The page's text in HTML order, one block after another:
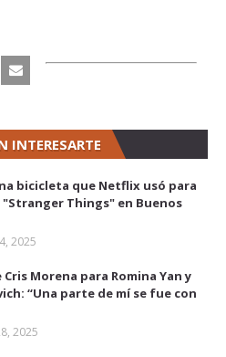
INTERESARTE
bicicleta que Netflix usó para
Things" en Buenos
2025
Cris Morena para Romina Yan y
“Una parte de mí se fue con
2025